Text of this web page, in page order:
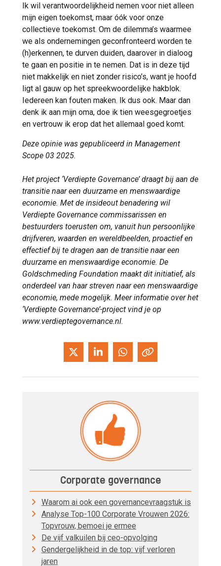
Ik wil verantwoordelijkheid nemen voor niet alleen
mijn eigen toekomst, maar óók voor onze
collectieve toekomst. Om de dilemma’s waarmee
we als ondernemingen geconfronteerd worden te
(h)erkennen, te durven duiden, daarover in dialoog
te gaan en positie in te nemen. Dat is in deze tijd
niet makkelijk en niet zonder risico’s, want je hoofd
ligt al gauw op het spreekwoordelijke hakblok.
Iedereen kan fouten maken. Ik dus ook. Maar dan
denk ik aan mijn oma, doe ik tien weesgegroetjes
en vertrouw ik erop dat het allemaal goed komt.
Deze opinie was gepubliceerd in Management
Scope 03 2025.
Het project ‘Verdiepte Governance’ draagt bij aan de
transitie naar een duurzame en menswaardige
economie. Met de insideout benadering wil
Verdiepte Governance commissarissen en
bestuurders toerusten om, vanuit hun persoonlijke
drijfveren, waarden en wereldbeelden, proactief en
effectief bij te dragen aan de transitie naar een
duurzame en menswaardige economie. De
Goldschmeding Foundation maakt dit initiatief, als
onderdeel van haar streven naar een menswaardige
economie, mede mogelijk. Meer informatie over het
‘Verdiepte Governance’-project vind je op
www.verdieptegovernance.nl.
Corporate governance
Waarom ai ook een governancevraagstuk is
Analyse Top-100 Corporate Vrouwen 2026:
Topvrouw, bemoei je ermee
De vijf valkuilen bij ceo-opvolging
Gendergelijkheid in de top: vijf verloren
jaren